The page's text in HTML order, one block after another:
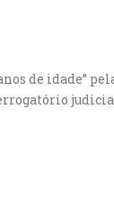
de idade”